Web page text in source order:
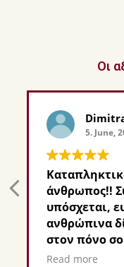
Οι
5. June,
άνθρωπος!!
υπόσχεται,
ανθρώπινα
στον πόνο
Read more